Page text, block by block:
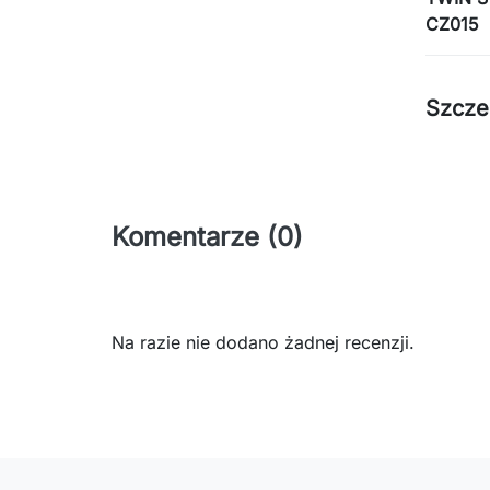
CZ015
Komentarze (0)
Na razie nie dodano żadnej recenzji.